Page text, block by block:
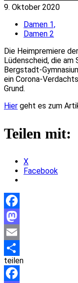
9. Oktober 2020
Damen 1,
Damen 2
Die Heimpremiere
Lüdenscheid, die am
Bergstadt-
ein Corona-
Grund.
Hier geht es zum
Teilen mit:
X
Facebook
Facebook
Mastodon
Email
Teilen
teilen